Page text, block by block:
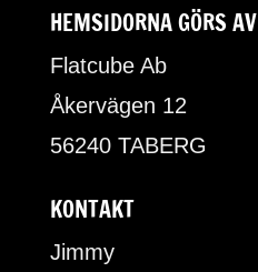
HEMSIDORNA GÖRS AV
Flatcube Ab
Åkervägen 12
56240 TABERG
KONTAKT
Jimmy